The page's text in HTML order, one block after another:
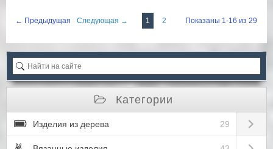
← Предыдущая Следующая → 1 2 Показаны 1-16 из 29
Категории
Open
29
Изделия из дерева
Open